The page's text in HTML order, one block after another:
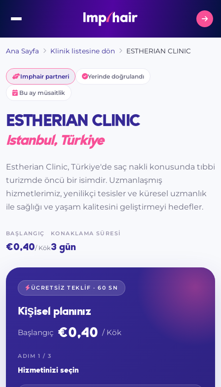
Ana Sayfa Klinik listesine dön ESTHERIAN CLINIC
Imphair partneri Yerinde doğrulandı
Bu ay müsaitlik
ESTHERIAN CLINIC
Istanbul, Türkiye
Estherian Clinic, Türkiye'de saç nakli konusunda tıbbi
turizmde öncü bir isimdir. Uzmanlaşmış
hizmetlerimiz, yenilikçi tesisler ve küresel uzmanlık
ile sağlığı ve yaşam kalitesini geliştirmeyi hedefler.
BAŞLANGIÇ
€0,40/ Kök
KONAKLAMA SÜRESI
3 gün
ÜCRETSIZ TEKLIF · 60 SN
Kişisel planınız
Başlangıç €0,40 / Kök
ADIM 1 / 3
Hizmetinizi seçin